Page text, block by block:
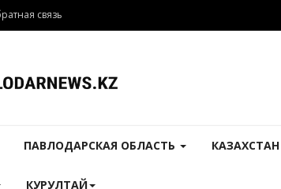
связь
ПАВЛОДАРСКАЯ ОБЛАСТЬ КАЗАХСТАН
КУРУЛТАЙ